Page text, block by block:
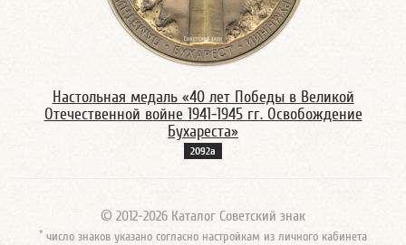
Настольная медаль «40 лет Победы в Великой
Отечественной войне 1941-1945 гг. Освобождение
Бухареста»
2092а
© 2012-2026 Каталог Советский знак
* число знаков указано согласно настройкам из личного кабинета